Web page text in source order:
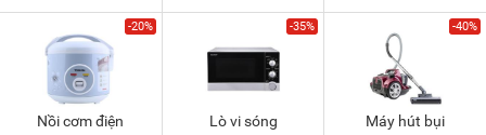
-20%
Nồi cơm điện
-35%
Lò vi sóng
-40%
Máy hút bụi